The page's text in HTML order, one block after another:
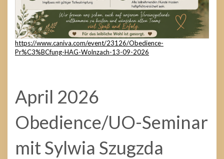
https://www.caniva.com/event/23126/Obedience-
Pr%C3%BCfung-HAG-Wolnzach-13-09-2026
April 2026
Obedience/UO-Seminar
mit Sylwia Szugzda